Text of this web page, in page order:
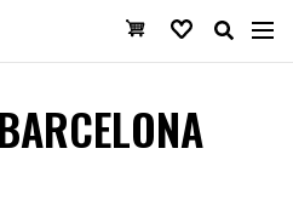
Spain Favoritos
Cesta de la